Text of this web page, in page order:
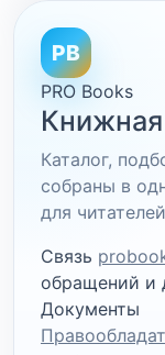
PB
PRO Books
Книжная
Каталог,
собраны в
для
Связь
обращений и
Документы